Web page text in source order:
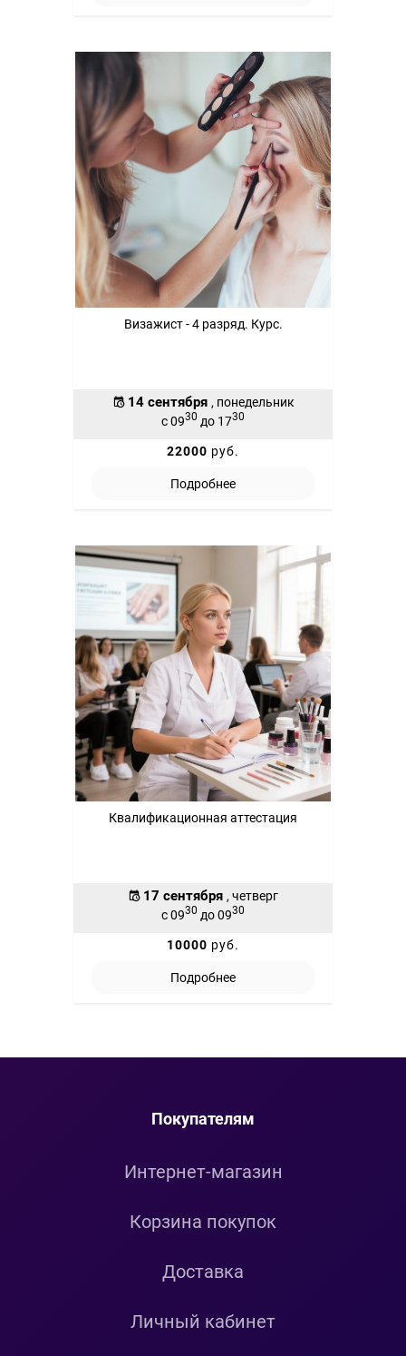
Визажист - 4 разряд. Курс.
14 сентября , понедельник
с 0930 до 1730
22000 руб.
Подробнее
Квалификационная аттестация
17 сентября , четверг
с 0930 до 0930
10000 руб.
Подробнее
Покупателям
Интернет-магазин
Корзина покупок
Доставка
Личный кабинет